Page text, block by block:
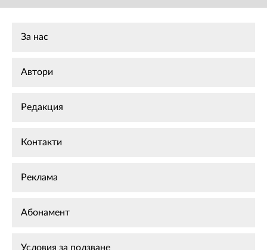
За нас
Автори
Редакция
Контакти
Реклама
Абонамент
Условия за ползване